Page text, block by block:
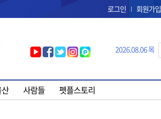
로그인 회원가입
2026.08.06 목
사람들 펫플스토리